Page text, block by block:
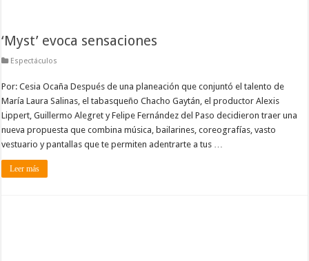
‘Myst’ evoca sensaciones
Espectáculos
Por: Cesia Ocaña Después de una planeación que conjuntó el talento de
María Laura Salinas, el tabasqueño Chacho Gaytán, el productor Alexis
Lippert, Guillermo Alegret y Felipe Fernández del Paso decidieron traer una
nueva propuesta que combina música, bailarines, coreografías, vasto
vestuario y pantallas que te permiten adentrarte a tus …
Leer más